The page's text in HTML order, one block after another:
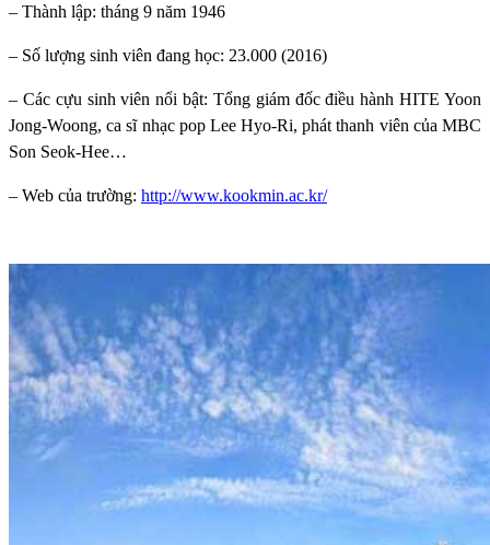
– Thành lập: tháng 9 năm 1946
– Số lượng sinh viên đang học: 23.000 (2016)
– Các cựu sinh viên nổi bật: Tổng giám đốc điều hành HITE Yoon
Jong-Woong, ca sĩ nhạc pop Lee Hyo-Ri, phát thanh viên của MBC
Son Seok-Hee…
– Web của trường: http://www.kookmin.ac.kr/